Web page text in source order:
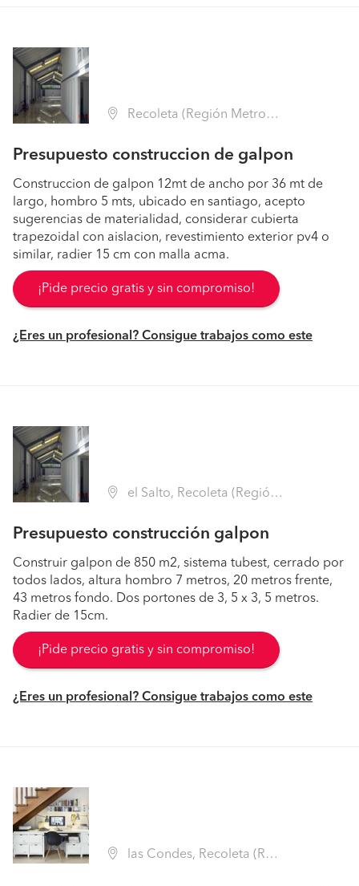
Recoleta (Región Metropolitana - Santiago)
Presupuesto construccion de galpon
Construccion de galpon 12mt de ancho por 36 mt de
largo, hombro 5 mts, ubicado en santiago, acepto
sugerencias de materialidad, considerar cubierta
trapezoidal con aislacion, revestimiento exterior pv4 o
similar, radier 15 cm con malla acma.
¡Pide precio gratis y sin compromiso!
¿Eres un profesional? Consigue trabajos como este
el Salto, Recoleta (Región Metropolitana - Santiago)
Presupuesto construcción galpon
Construir galpon de 850 m2, sistema tubest, cerrado por
todos lados, altura hombro 7 metros, 20 metros frente,
43 metros fondo. Dos portones de 3, 5 x 3, 5 metros.
Radier de 15cm.
¡Pide precio gratis y sin compromiso!
¿Eres un profesional? Consigue trabajos como este
las Condes, Recoleta (Región Metropolitana - Santiago)